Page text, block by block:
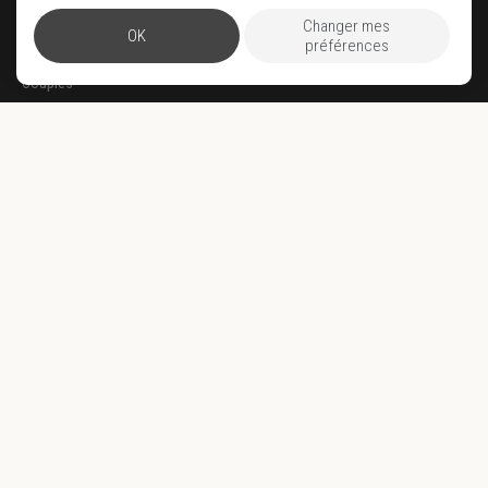
OK
Changer mes
préférences
Famille
Wellness
Couples